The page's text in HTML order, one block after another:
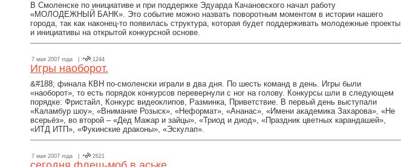
В Смоленске по инициативе и при поддержке Эдуарда Качановского начал работу
«МОЛОДЕЖНЫЙ БАНК». Это событие можно назвать поворотным моментом в истории нашего
города, так как наконец-то появилась структура, которая будет поддерживать молодежные проекты
и инициативы на открытой конкурсной основе.
7 мая 2007 года | 1244
Игры наоборот.
&#188; финала КВН по-смоленски играли в два дня. По шесть команд в день. Игры были
«наоборот», то есть порядок конкурсов перевернули с ног на голову. Конкурсы шли в следующем
порядке: Фристайл, Конкурс видеоклипов, Разминка, Приветствие. В первый день выступали
«Каламбур шоу», «Внимание Розыск», «Неформат», «Ананас», «Имени академика Захарова», «Не
всерьёз», во второй – «Дед Мажар и зайцы», «Триод и диод», «Праздник цветных карандашей»,
«ИТД ИТП», «Фукинские драконы», «Эскулап».
7 мая 2007 года | 2621